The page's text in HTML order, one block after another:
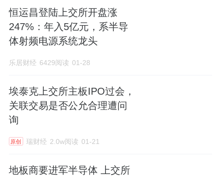
恒运昌登陆上交所开盘涨
247%：年入5亿元，系半导
体射频电源系统龙头
乐居财经 6429阅读 01-28
埃泰克上交所主板IPO过会，
关联交易是否公允合理遭问
询
原创 瑞财经 2.0w阅读 01-21
地板商要进军半导体 上交所